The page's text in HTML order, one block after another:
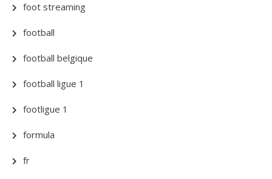
foot streaming
football
football belgique
football ligue 1
footligue 1
formula
fr